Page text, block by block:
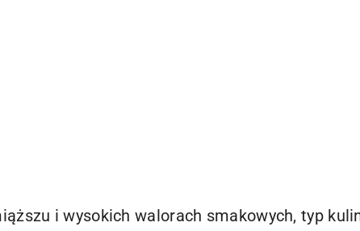
i wysokich walorach smakowych, typ